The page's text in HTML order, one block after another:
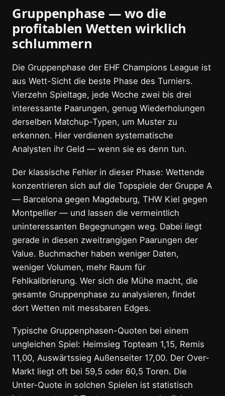
Gruppenphase — wo die
profitablen Wetten wirklich
schlummern
Die Gruppenphase der EHF Champions League ist
aus Wett-Sicht die beste Phase des Turniers.
Vierzehn Spieltage, jede Woche zwei bis drei
interessante Paarungen, genug Wiederholungen
derselben Matchup-Typen, um Muster zu
erkennen. Hier verdienen systematische
Analysten ihr Geld — wenn sie es denn tun.
Der klassische Fehler in dieser Phase: Wettende
konzentrieren sich auf die Topspiele der Gruppe A
— Barcelona gegen Magdeburg, THW Kiel gegen
Montpellier — und lassen die vermeintlich
uninteressanten Begegnungen weg. Dabei liegt
gerade in diesen zweitrangigen Paarungen der
Value. Buchmacher haben weniger Daten,
weniger Volumen, mehr Raum für
Fehlkalibrierung. Wer sich die Mühe macht, die
gesamte Gruppenphase zu analysieren, findet
dort Wetten mit messbaren Edges.
Typische Gruppenphasen-Quoten bei einem
ungleichen Spiel: Heimsieg Topteam 1,15, Remis
11,00, Auswärtssieg Außenseiter 17,00. Der Over-
Markt liegt oft bei 59,5 oder 60,5 Toren. Die
Unter-Quote in solchen Spielen ist statistisch